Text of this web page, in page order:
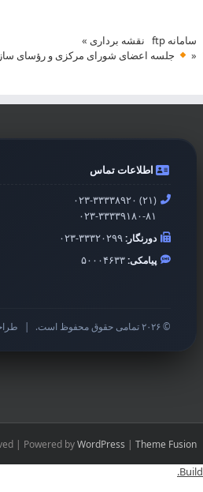
سامانه ftp نقشه برداری
»
«
جلسه اعضای شورای مرکزی و رؤسای
اطلاعات تماس
۰۲۳-۳۳۳۳۸۹۲۰ (۲۱)
۰۲۳-۳۳۳۳۹۱۸۰-۸۱
دورنگار:۰۲۳-۳۳۳۲۰۲۹۹
پیامکی:۵۰۰۰۴۶۳۳
© ۲۰۲۶ تمامی حقوق محفوظ است.
| Powered byWordPress | Theme Fusion
.